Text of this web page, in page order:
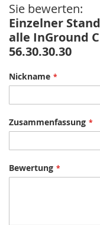
Sie bewerten:
Einzelner
alle InGround
56.30.30.30
Nickname
Zusammenfassung
Bewertung